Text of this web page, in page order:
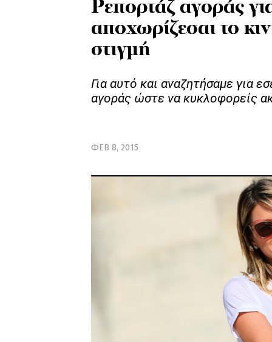
Ρεπορτάζ αγοράς
αποχωρίζεσαι το
στιγμή
Για αυτό και αναζητήσαμε για
αγοράς ώστε να κυκλοφορείς
ΦΕΒ 8, 2015